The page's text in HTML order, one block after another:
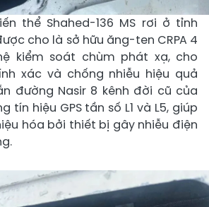
thể Shahed-136 MS rơi ở tỉnh
cho là sở hữu ăng-ten CRPA 4
kiểm soát chùm phát xạ, cho
xác và chống nhiễu hiệu quả
đường Nasir 8 kênh đời cũ của
tín hiệu GPS tần số L1 và L5, giúp
hóa bởi thiết bị gây nhiễu điện